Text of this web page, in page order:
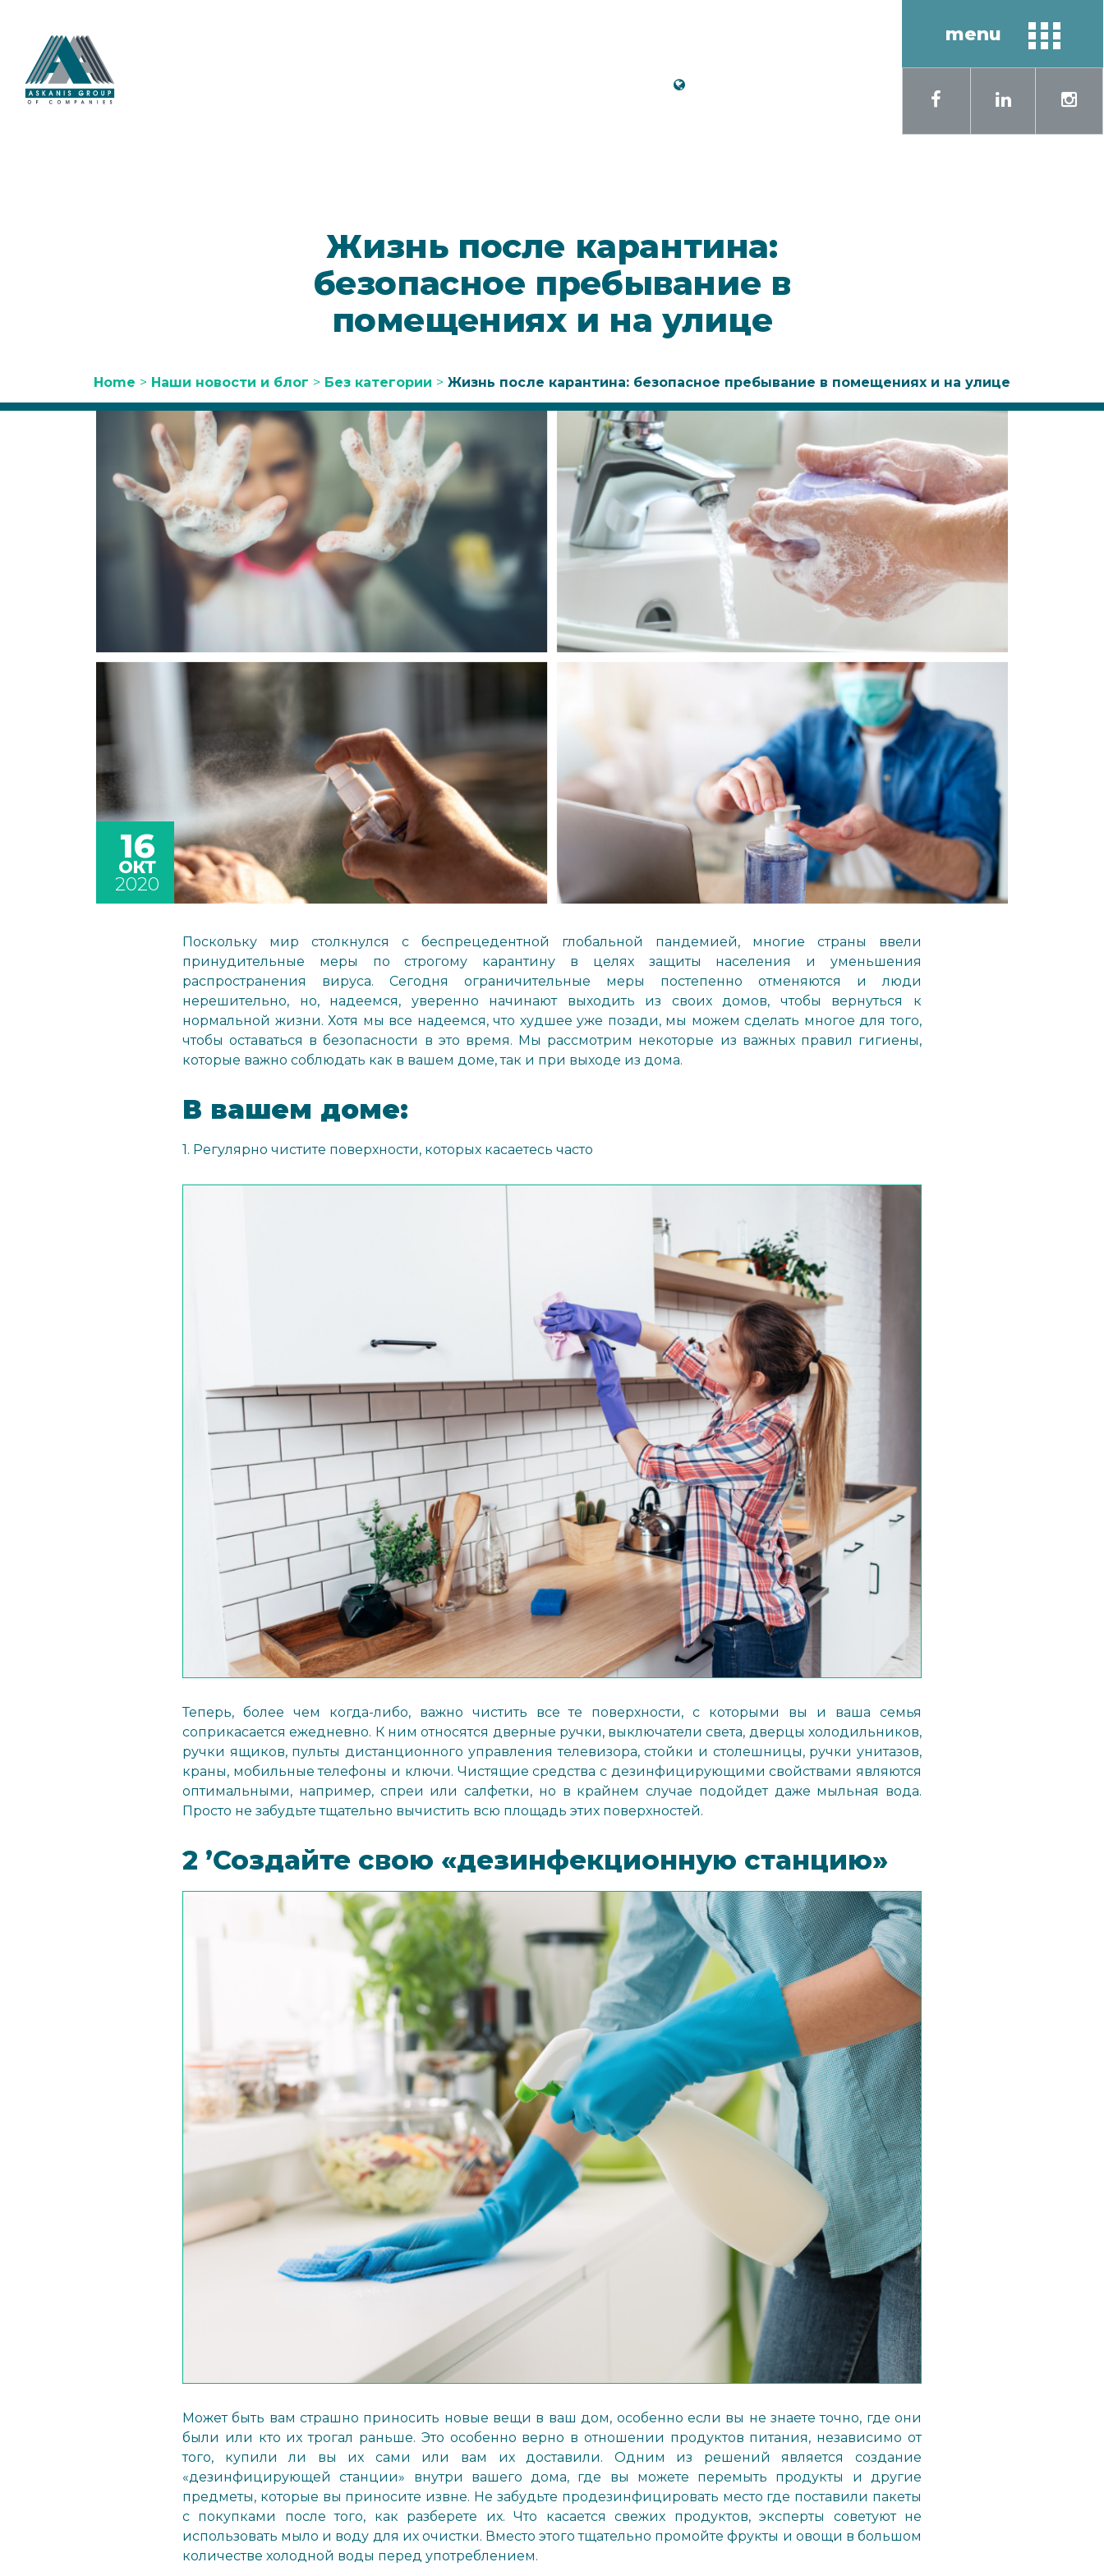
menu
Жизнь после карантина:
безопасное пребывание в
помещениях и на улице
Home > Наши новости и блог > Без категории > Жизнь после карантина: безопасное пребывание в помещениях и на улице
16
ОКТ
2020
Поскольку мир столкнулся с беспрецедентной глобальной пандемией, многие страны ввели
принудительные меры по строгому карантину в целях защиты населения и уменьшения
распространения вируса. Сегодня ограничительные меры постепенно отменяются и люди
нерешительно, но, надеемся, уверенно начинают выходить из своих домов, чтобы вернуться к
нормальной жизни. Хотя мы все надеемся, что худшее уже позади, мы можем сделать многое для того,
чтобы оставаться в безопасности в это время. Мы рассмотрим некоторые из важных правил гигиены,
которые важно соблюдать как в вашем доме, так и при выходе из дома.
В вашем доме:
1. Регулярно чистите поверхности, которых касаетесь часто
Теперь, более чем когда-либо, важно чистить все те поверхности, с которыми вы и ваша семья
соприкасается ежедневно. К ним относятся дверные ручки, выключатели света, дверцы холодильников,
ручки ящиков, пульты дистанционного управления телевизора, стойки и столешницы, ручки унитазов,
краны, мобильные телефоны и ключи. Чистящие средства с дезинфицирующими свойствами являются
оптимальными, например, спреи или салфетки, но в крайнем случае подойдет даже мыльная вода.
Просто не забудьте тщательно вычистить всю площадь этих поверхностей.
2 ’Создайте свою «дезинфекционную станцию»
Может быть вам страшно приносить новые вещи в ваш дом, особенно если вы не знаете точно, где они
были или кто их трогал раньше. Это особенно верно в отношении продуктов питания, независимо от
того, купили ли вы их сами или вам их доставили. Одним из решений является создание
«дезинфицирующей станции» внутри вашего дома, где вы можете перемыть продукты и другие
предметы, которые вы приносите извне. Не забудьте продезинфицировать место где поставили пакеты
с покупками после того, как разберете их. Что касается свежих продуктов, эксперты советуют не
использовать мыло и воду для их очистки. Вместо этого тщательно промойте фрукты и овощи в большом
количестве холодной воды перед употреблением.